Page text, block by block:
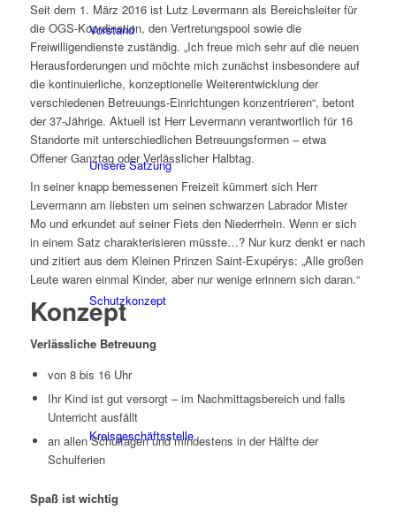
Vorstand
Unsere Satzung
Schutzkonzept
Kreisgeschäftsstelle
Seit dem 1. März 2016 ist Lutz Levermann als Bereichsleiter für
die OGS-Koordination, den Vertretungspool sowie die
Freiwilligendienste zuständig. „Ich freue mich sehr auf die neuen
Herausforderungen und möchte mich zunächst insbesondere auf
die kontinuierliche, konzeptionelle Weiterentwicklung der
verschiedenen Betreuungs-Einrichtungen konzentrieren“, betont
der 37-Jährige. Aktuell ist Herr Levermann verantwortlich für 16
Standorte mit unterschiedlichen Betreuungsformen – etwa
Offener Ganztag oder Verlässlicher Halbtag.
In seiner knapp bemessenen Freizeit kümmert sich Herr
Levermann am liebsten um seinen schwarzen Labrador Mister
Mo und erkundet auf seiner Fiets den Niederrhein. Wenn er sich
in einem Satz charakterisieren müsste…? Nur kurz denkt er nach
und zitiert aus dem Kleinen Prinzen Saint-Exupérys: „Alle großen
Leute waren einmal Kinder, aber nur wenige erinnern sich daran.“
Konzept
Verlässliche Betreuung
von 8 bis 16 Uhr
Ihr Kind ist gut versorgt – im Nachmittagsbereich und falls
Unterricht ausfällt
an allen Schultagen und mindestens in der Hälfte der
Schulferien
Spaß ist wichtig